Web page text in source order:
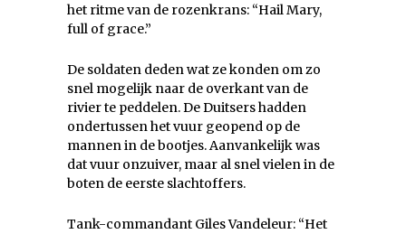
het ritme van de rozenkrans: “Hail Mary,
full of grace.”
De soldaten deden wat ze konden om zo
snel mogelijk naar de overkant van de
rivier te peddelen. De Duitsers hadden
ondertussen het vuur geopend op de
mannen in de bootjes. Aanvankelijk was
dat vuur onzuiver, maar al snel vielen in de
boten de eerste slachtoffers.
Tank-commandant Giles Vandeleur: “Het